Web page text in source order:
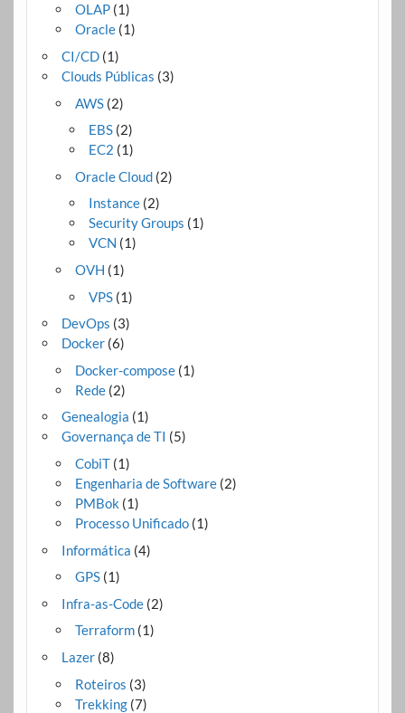
OLAP(1)
Oracle(1)
CI/CD(1)
Clouds Públicas (3)
AWS(2)
EBS (2)
EC2 (1)
Oracle Cloud(2)
Instance (2)
Security Groups (1)
VCN (1)
OVH (1)
VPS (1)
DevOps (3)
Docker(6)
Docker-compose(1)
Rede(2)
Genealogia (1)
Governança de TI (5)
CobiT(1)
Engenharia de Software(2)
PMBok (1)
Processo Unificado(1)
Informática (4)
GPS(1)
Infra-as-Code(2)
Terraform(1)
Lazer(8)
Roteiros (3)
Trekking(7)